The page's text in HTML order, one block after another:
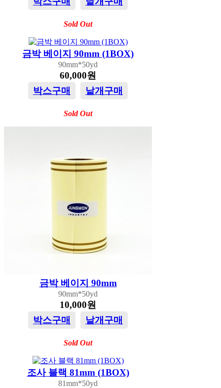
Sold Out
금박 베이지 90mm (1BOX)
90mm*50yd
60,000원
박스구매
낱개구매
Sold Out
금박 베이지 90mm
90mm*50yd
10,000원
박스구매
낱개구매
Sold Out
조사 블랙 81mm (1BOX)
81mm*50yd